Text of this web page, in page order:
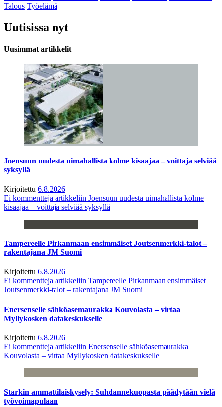
Talous Työelämä
Uutisissa nyt
Uusimmat artikkelit
Joensuun uudesta uimahallista kolme kisaajaa – voittaja selviää
syksyllä
Kirjoitettu 6.8.2026
Ei kommentteja artikkeliin Joensuun uudesta uimahallista kolme
kisaajaa – voittaja selviää syksyllä
Tampereelle Pirkanmaan ensimmäiset Joutsenmerkki-talot –
rakentajana JM Suomi
Kirjoitettu 6.8.2026
Ei kommentteja artikkeliin Tampereelle Pirkanmaan ensimmäiset
Joutsenmerkki-talot – rakentajana JM Suomi
Enersenselle sähköasemaurakka Kouvolasta – virtaa
Myllykosken datakeskukselle
Kirjoitettu 6.8.2026
Ei kommentteja artikkeliin Enersenselle sähköasemaurakka
Kouvolasta – virtaa Myllykosken datakeskukselle
Starkin ammattilaiskysely: Suhdannekuopasta päädytään vielä
työvoimapulaan